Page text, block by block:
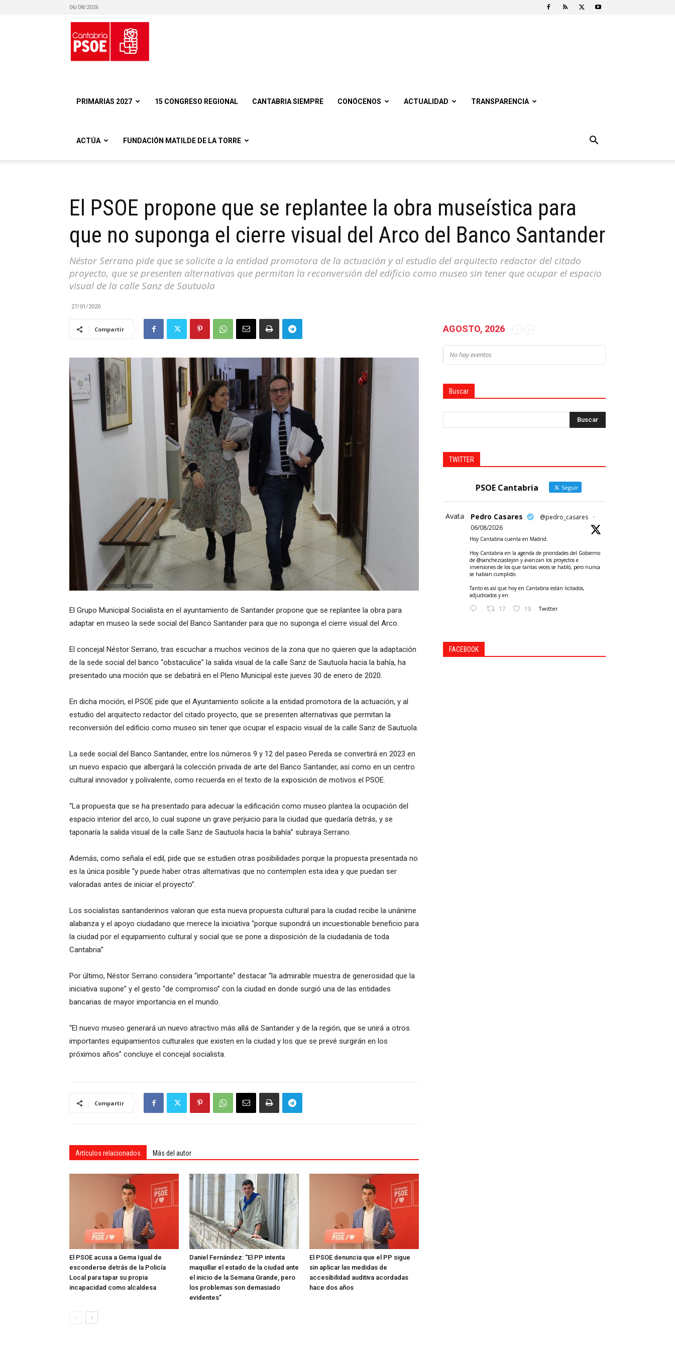
06/08/2026
PRIMARIAS 2027 15 CONGRESO REGIONAL CANTABRIA SIEMPRE CONÓCENOS ACTUALIDAD TRANSPARENCIA
ACTÚA FUNDACIÓN MATILDE DE LA TORRE
El PSOE propone que se replantee la obra museística para
que no suponga el cierre visual del Arco del Banco Santander
Néstor Serrano pide que se solicite a la entidad promotora de la actuación y al estudio del arquitecto redactor del citado
proyecto, que se presenten alternativas que permitan la reconversión del edificio como museo sin tener que ocupar el espacio
visual de la calle Sanz de Sautuola
27/01/2020
Compartir
El Grupo Municipal Socialista en el ayuntamiento de Santander propone que se replantee la obra para
adaptar en museo la sede social del Banco Santander para que no suponga el cierre visual del Arco.
El concejal Néstor Serrano, tras escuchar a muchos vecinos de la zona que no quieren que la adaptación
de la sede social del banco “obstaculice” la salida visual de la calle Sanz de Sautuola hacia la bahía, ha
presentado una moción que se debatirá en el Pleno Municipal este jueves 30 de enero de 2020.
En dicha moción, el PSOE pide que el Ayuntamiento solicite a la entidad promotora de la actuación, y al
estudio del arquitecto redactor del citado proyecto, que se presenten alternativas que permitan la
reconversión del edificio como museo sin tener que ocupar el espacio visual de la calle Sanz de Sautuola.
La sede social del Banco Santander, entre los números 9 y 12 del paseo Pereda se convertirá en 2023 en
un nuevo espacio que albergará la colección privada de arte del Banco Santander, así como en un centro
cultural innovador y polivalente, como recuerda en el texto de la exposición de motivos el PSOE.
“La propuesta que se ha presentado para adecuar la edificación como museo plantea la ocupación del
espacio interior del arco, lo cual supone un grave perjuicio para la ciudad que quedaría detrás, y se
taponaría la salida visual de la calle Sanz de Sautuola hacia la bahía” subraya Serrano.
Además, como señala el edil, pide que se estudien otras posibilidades porque la propuesta presentada no
es la única posible “y puede haber otras alternativas que no contemplen esta idea y que puedan ser
valoradas antes de iniciar el proyecto”.
Los socialistas santanderinos valoran que esta nueva propuesta cultural para la ciudad recibe la unánime
alabanza y el apoyo ciudadano que merece la iniciativa “porque supondrá un incuestionable beneficio para
la ciudad por el equipamiento cultural y social que se pone a disposición de la ciudadanía de toda
Cantabria”
Por último, Néstor Serrano considera “importante” destacar “la admirable muestra de generosidad que la
iniciativa supone” y el gesto “de compromiso” con la ciudad en donde surgió una de las entidades
bancarias de mayor importancia en el mundo.
“El nuevo museo generará un nuevo atractivo más allá de Santander y de la región, que se unirá a otros
importantes equipamientos culturales que existen en la ciudad y los que se prevé surgirán en los
próximos años” concluye el concejal socialista.
Compartir
Artículos relacionados Más del autor
El PSOE acusa a Gema Igual de
esconderse detrás de la Policía
Local para tapar su propia
incapacidad como alcaldesa
Daniel Fernández: “El PP intenta
maquillar el estado de la ciudad ante
el inicio de la Semana Grande, pero
los problemas son demasiado
evidentes”
El PSOE denuncia que el PP sigue
sin aplicar las medidas de
accesibilidad auditiva acordadas
hace dos años
AGOSTO, 2026
No hay eventos
Buscar
TWITTER
PSOE Cantabria Seguir
Avatar Pedro Casares @pedro_casares
·
06/08/2026
Hoy Cantabria cuenta en Madrid.
Hoy Cantabria en la agenda de prioridades del Gobierno
de @sanchezcastejon y avanzan los proyectos e
inversiones de los que tantas veces se habló, pero nunca
se habían cumplido.
Tanto es así que hoy en Cantabria están licitados,
adjudicados y en
17 19 Twitter
FACEBOOK